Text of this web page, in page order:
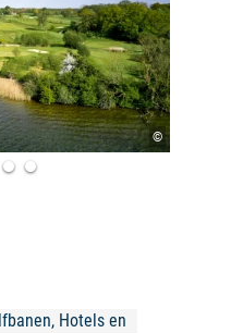
©
Hotels en